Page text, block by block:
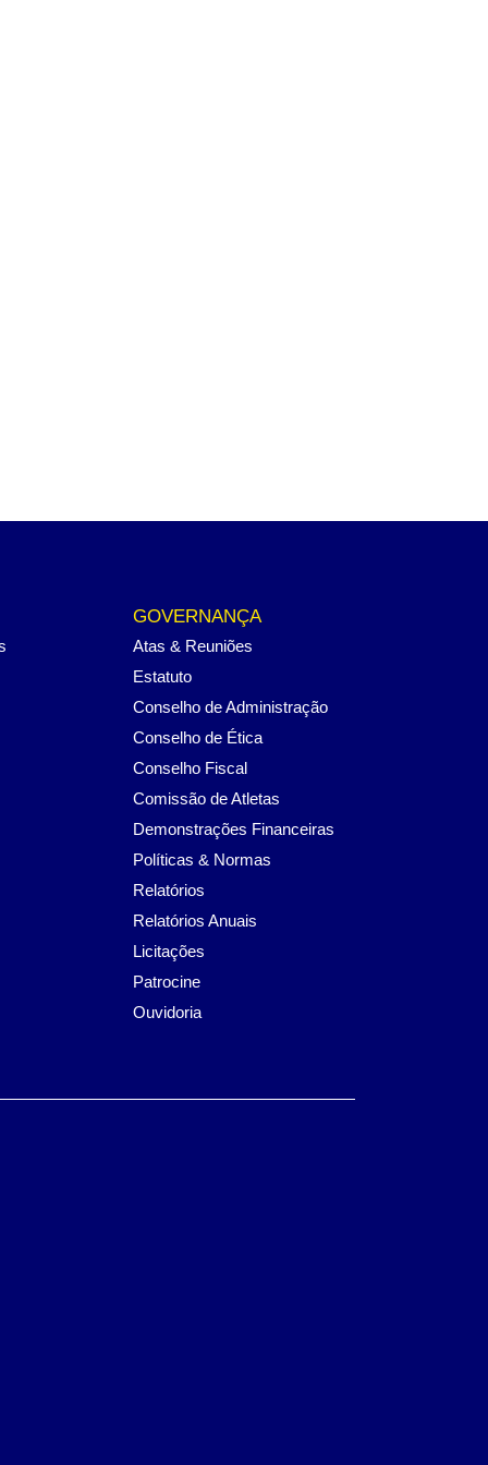
GOVERNANÇA
Atas & Reuniões
Estatuto
Conselho de Administração
Conselho de Ética
Conselho Fiscal
Comissão de Atletas
Demonstrações Financeiras
Políticas & Normas
Relatórios
Relatórios Anuais
Licitações
Patrocine
Ouvidoria